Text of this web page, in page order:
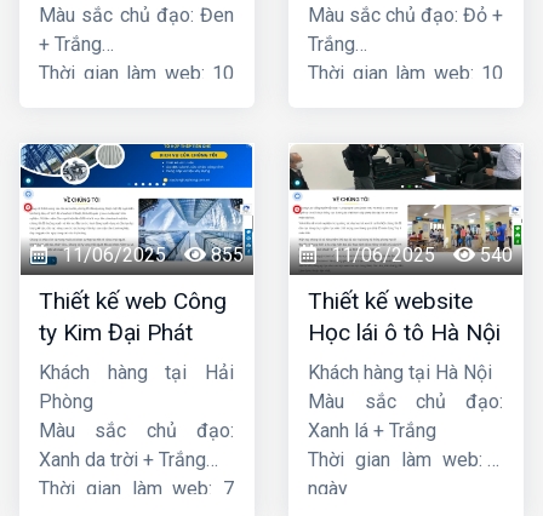
Màu sắc chủ đạo: Đen
+ Trắng
Thời gian làm web: 10
Màu sắc chủ đạo: Đỏ +
Trắng
Thời gian làm web: 10
11/06/2025 855
Thiết kế web Công
ty Kim Đại Phát
Khách hàng tại Hải
Phòng
Màu sắc chủ đạo:
Xanh da trời + Trắng
Thời gian làm web: 7
11/06/2025 540
Thiết kế website
Học lái ô tô Hà Nội
Khách hàng tại Hà Nội
Màu sắc chủ đạo:
Xanh lá + Trắng
Thời gian làm web: 7
ngày